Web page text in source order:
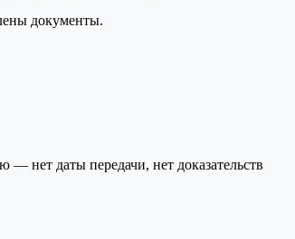
документы.
— нет даты передачи, нет доказательств